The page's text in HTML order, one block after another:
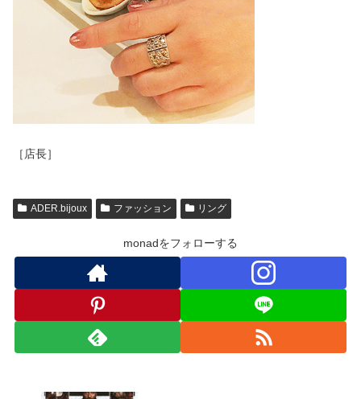
［店長］
ADER.bijoux ファッション リング
monadをフォローする